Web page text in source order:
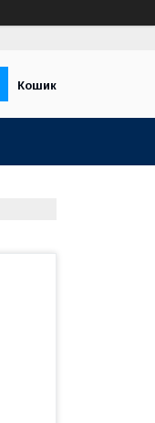
Кошик